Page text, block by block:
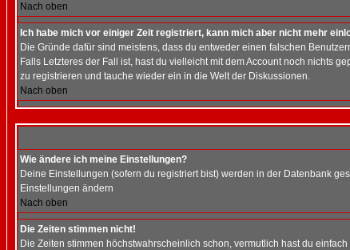
Nach oben
Ich habe mich vor einiger Zeit registriert, kann mich aber nicht mehr
Die Gründe dafür sind meistens, dass du entweder einen falschen
Falls Letzteres der Fall ist, hast du vielleicht mit dem Account noch nichts
zu registrieren und tauche wieder ein in die Welt der Diskussionen.
Nach oben
Wie ändere ich meine Einstellungen?
Deine Einstellungen (sofern du registriert bist) werden in der Datenbank
Einstellungen ändern
Nach oben
Die Zeiten stimmen nicht!
Die Zeiten stimmen höchstwahrscheinlich schon, vermutlich hast du